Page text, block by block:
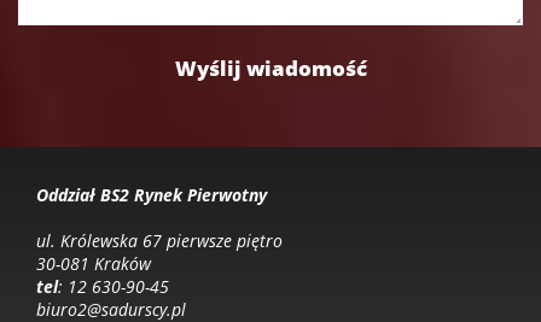
Oddział BS2 Rynek Pierwotny
ul. Królewska 67 pierwsze piętro
30-081 Kraków
tel: 12 630-90-45
biuro2@sadurscy.pl